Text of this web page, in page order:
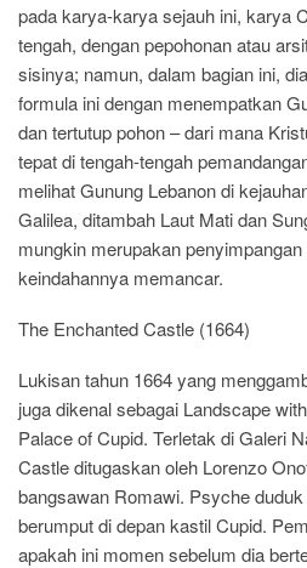
pada karya-karya sejauh ini, karya
tengah, dengan pepohonan atau
sisinya; namun, dalam bagian ini,
formula ini dengan menempatkan
dan tertutup pohon – dari mana
tepat di tengah-tengah
melihat Gunung Lebanon di
Galilea, ditambah Laut Mati dan
mungkin merupakan
keindahannya memancar.
The Enchanted Castle (1664)
Lukisan tahun 1664 yang
juga dikenal sebagai Landscape
Palace of Cupid. Terletak di Galeri
Castle ditugaskan oleh Lorenzo
bangsawan Romawi. Psyche
berumput di depan kastil Cupid.
apakah ini momen sebelum dia